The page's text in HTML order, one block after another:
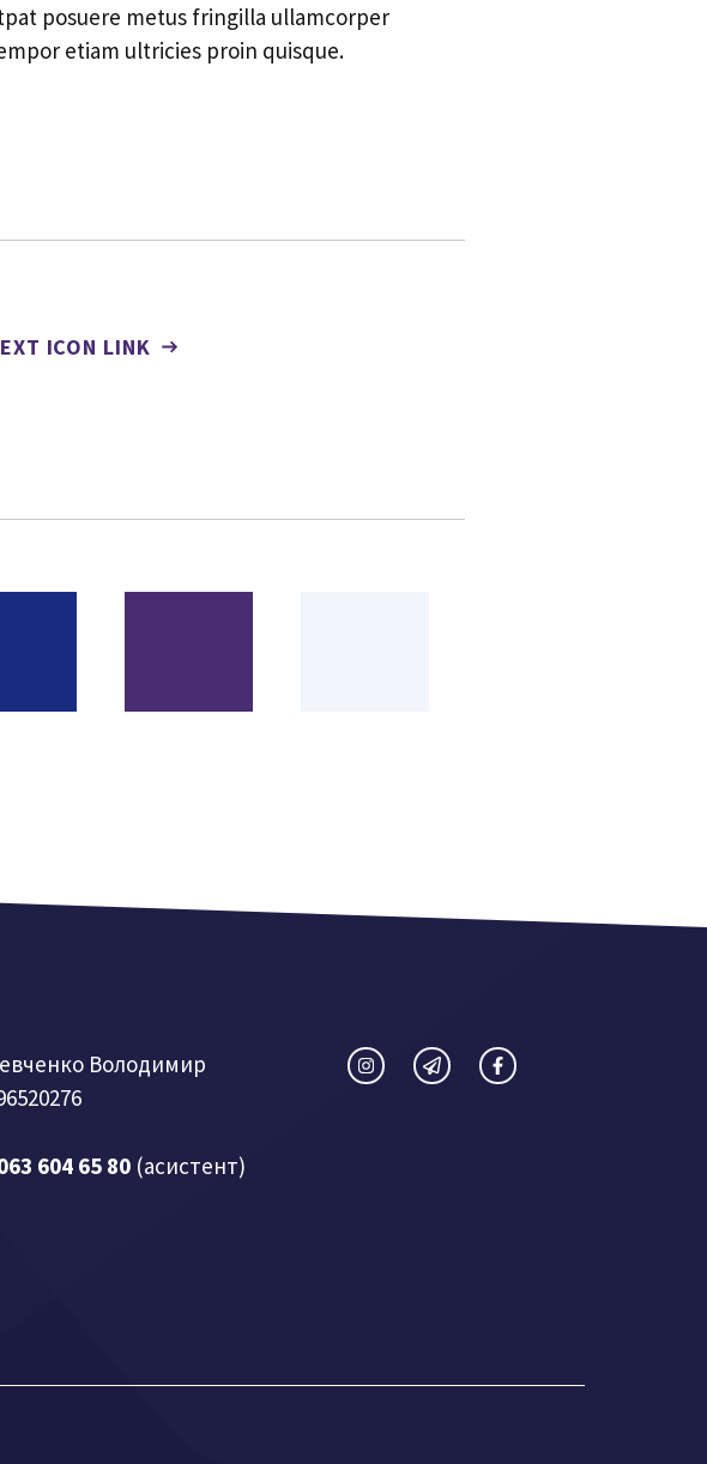
posuere metus fringilla ullamcorper
etiam ultricies proin quisque.
ICON LINK
Володимир
604 65 80(асистент)